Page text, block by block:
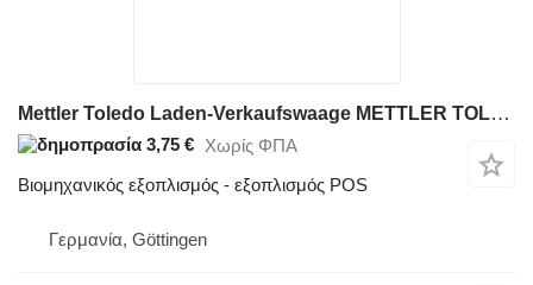
Mettler Toledo Laden-Verkaufswaage METTLER TOLEDO L2-6S-H2S
3,75 € Χωρίς ΦΠΑ
Βιομηχανικός εξοπλισμός - εξοπλισμός POS
Γερμανία, Göttingen